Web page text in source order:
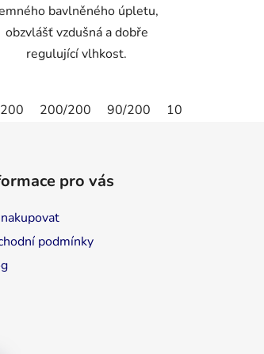
bavlněného úpletu,
obzvlášť vzdušná a dobře
regulující vlhkost.
200/200 90/200 100/200
pro vás
podmínky